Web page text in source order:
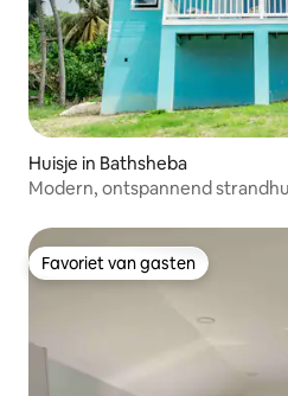
Huisje in Bathsheba
Modern, ontspannend
Favoriet van gasten
Favoriet van gasten